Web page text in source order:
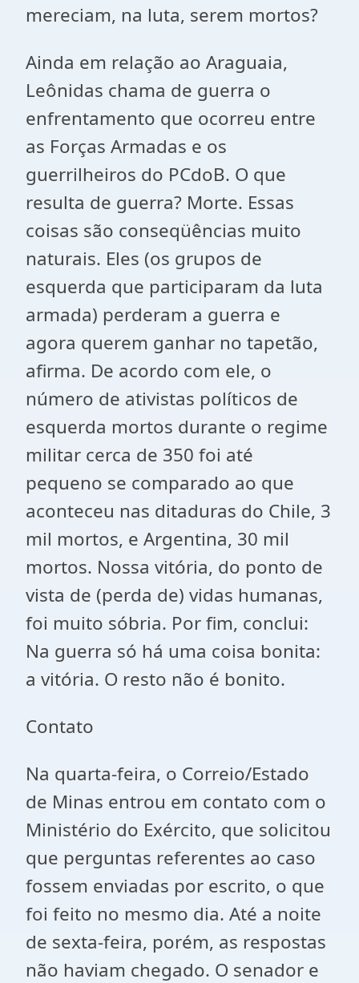
mereciam, na luta, serem mortos?
Ainda em relação ao Araguaia,
Leônidas chama de guerra o
enfrentamento que ocorreu entre
as Forças Armadas e os
guerrilheiros do PCdoB. O que
resulta de guerra? Morte. Essas
coisas são conseqüências muito
naturais. Eles (os grupos de
esquerda que participaram da luta
armada) perderam a guerra e
agora querem ganhar no tapetão,
afirma. De acordo com ele, o
número de ativistas políticos de
esquerda mortos durante o regime
militar cerca de 350 foi até
pequeno se comparado ao que
aconteceu nas ditaduras do Chile, 3
mil mortos, e Argentina, 30 mil
mortos. Nossa vitória, do ponto de
vista de (perda de) vidas humanas,
foi muito sóbria. Por fim, conclui:
Na guerra só há uma coisa bonita:
a vitória. O resto não é bonito.
Contato
Na quarta-feira, o Correio/Estado
de Minas entrou em contato com o
Ministério do Exército, que solicitou
que perguntas referentes ao caso
fossem enviadas por escrito, o que
foi feito no mesmo dia. Até a noite
de sexta-feira, porém, as respostas
não haviam chegado. O senador e